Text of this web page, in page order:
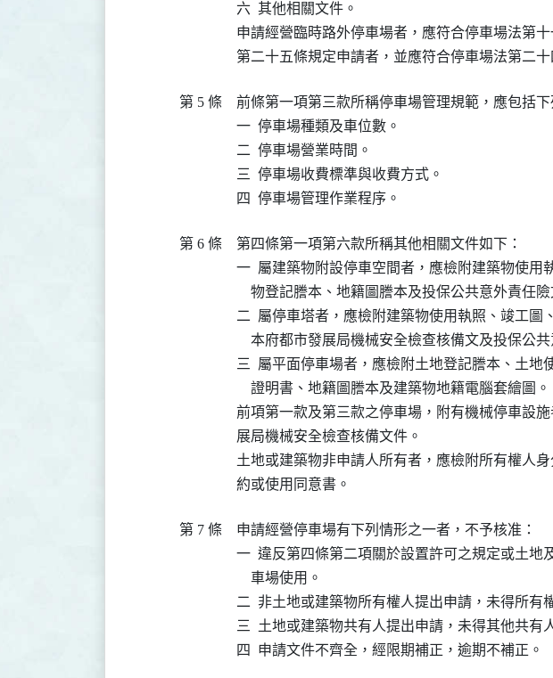
六  其他相關文件。
申請經營臨時路外停車場者，應符合停車場法第
第二十五條規定申請者，並應符合停車場法第二十
第 5 條
前條第一項第三款所稱停車場管理規範，應包括下
一  停車場種類及車位數。
二  停車場營業時間。
三  停車場收費標準與收費方式。
四  停車場管理作業程序。
第 6 條
第四條第一項第六款所稱其他相關文件如下：
一  屬建築物附設停車空間者，應檢附建築物使用
物登記謄本、地籍圖謄本及投保公共意外責任險
二  屬停車塔者，應檢附建築物使用執照、竣工圖
本府都市發展局機械安全檢查核備文及投保公
三  屬平面停車場者，應檢附土地登記謄本、土地
    證明書、地籍圖謄本及建築物地籍電腦套繪圖。
前項第一款及第三款之停車場，附有機械停車設
展局機械安全檢查核備文件。
土地或建築物非申請人所有者，應檢附所有權人
約或使用同意書。
第 7 條
申請經營停車場有下列情形之一者，不予核准：
一  違反第四條第二項關於設置許可之規定或土地
    車場使用。
二  非土地或建築物所有權人提出申請，未得所有
三  土地或建築物共有人提出申請，未得其他共有
四  申請文件不齊全，經限期補正，逾期不補正。